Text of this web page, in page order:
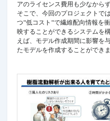
アのライセンス費用も少なから
そこで、今回のプロジェクトで
つ"低コスト"で繊維配向情報を
映することができるシステムを
えば、モデル作成期間に影響を
たモデルを作成することができま